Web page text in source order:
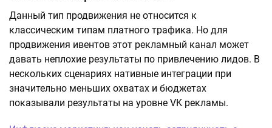
Данный тип продвижения не относится к
классическим типам платного трафика. Но для
продвижения ивентов этот рекламный канал может
давать неплохие результаты по привлечению лидов. В
нескольких сценариях нативные интеграции при
значительно меньших охватах и бюджетах
показывали результаты на уровне VK рекламы.